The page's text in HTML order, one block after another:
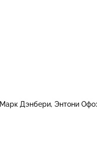
Марк Дэнбери Энтони